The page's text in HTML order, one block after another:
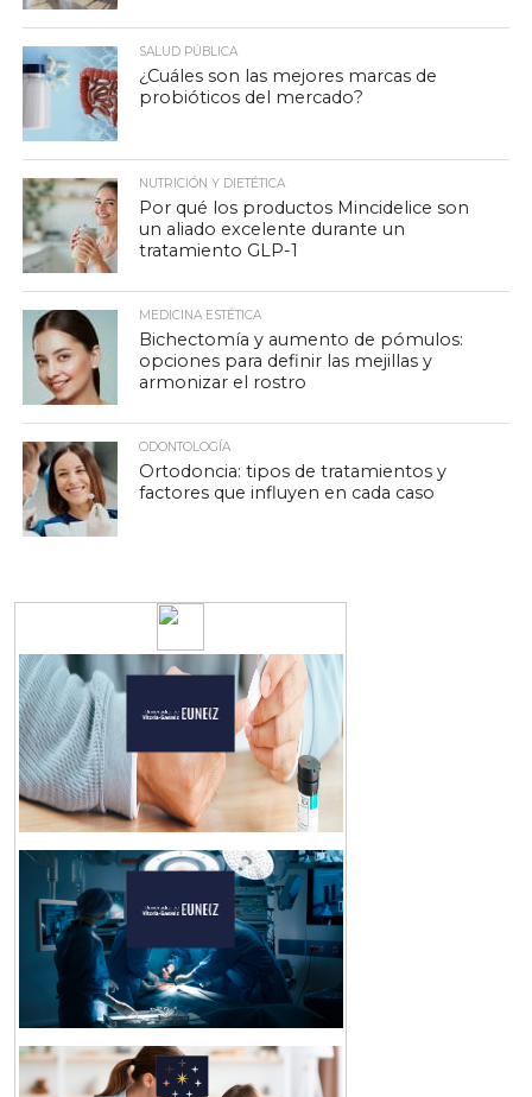
SALUD PÚBLICA
¿Cuáles son las mejores marcas de
probióticos del mercado?
NUTRICIÓN Y DIETÉTICA
Por qué los productos Mincidelice son
un aliado excelente durante un
tratamiento GLP-1
MEDICINA ESTÉTICA
Bichectomía y aumento de pómulos:
opciones para definir las mejillas y
armonizar el rostro
ODONTOLOGÍA
Ortodoncia: tipos de tratamientos y
factores que influyen en cada caso